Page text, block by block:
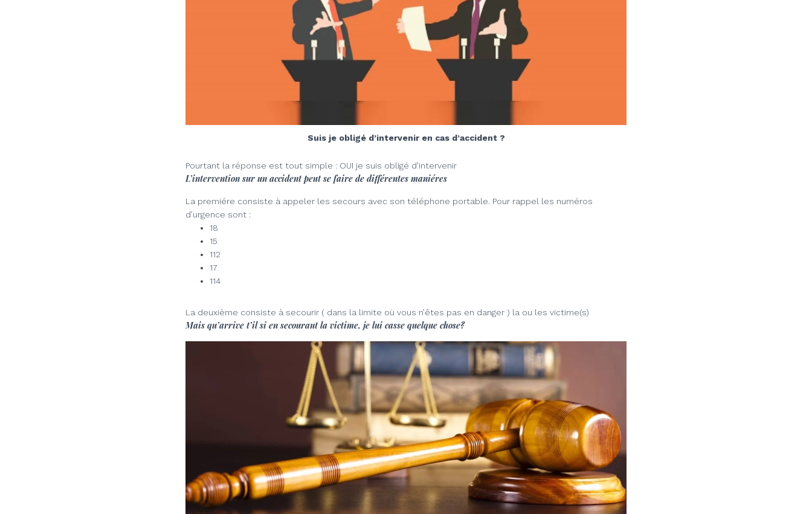
Suis je obligé d’intervenir en cas d’accident ?
Pourtant la réponse est tout simple : OUI je suis obligé d’intervenir
L’intervention sur un accident peut se faire de différentes maniéres
La premiére consiste à appeler les secours avec son téléphone portable. Pour rappel les numéros
d’urgence sont :
18
15
112
17
114
La deuxième consiste à secourir ( dans la limite où vous n’êtes pas en danger ) la ou les victime(s)
Mais qu’arrive t’il si en secourant la victime, je lui casse quelque chose?